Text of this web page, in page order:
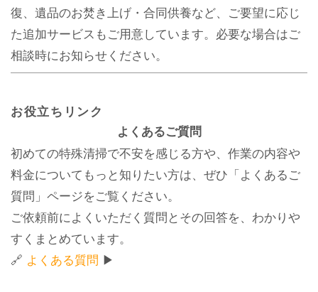
復、遺品のお焚き上げ・合同供養など、ご要望に応じ
た追加サービスもご用意しています。必要な場合はご
相談時にお知らせください。
お役立ちリンク
よくあるご質問
初めての特殊清掃で不安を感じる方や、作業の内容や
料金についてもっと知りたい方は、ぜひ「よくあるご
質問」ページをご覧ください。
ご依頼前によくいただく質問とその回答を、わかりや
すくまとめています。
🔗 よくある質問 ▶